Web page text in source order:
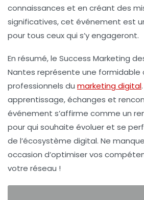
connaissances et en créant des
significatives, cet événement est
pour tous ceux qui s’y engageront.
En résumé, le Success Marketing
Nantes représente une formidable
professionnels du marketing digital
apprentissage, échanges et
événement s’affirme comme un
pour qui souhaite évoluer et se
de l’écosystème digital. Ne
occasion d’optimiser vos
votre réseau !